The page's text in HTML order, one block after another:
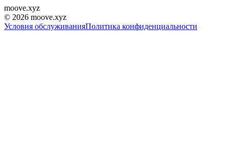
moove.xyz
© 2026 moove.xyz
Условия обслуживанияПолитика конфиденциальности